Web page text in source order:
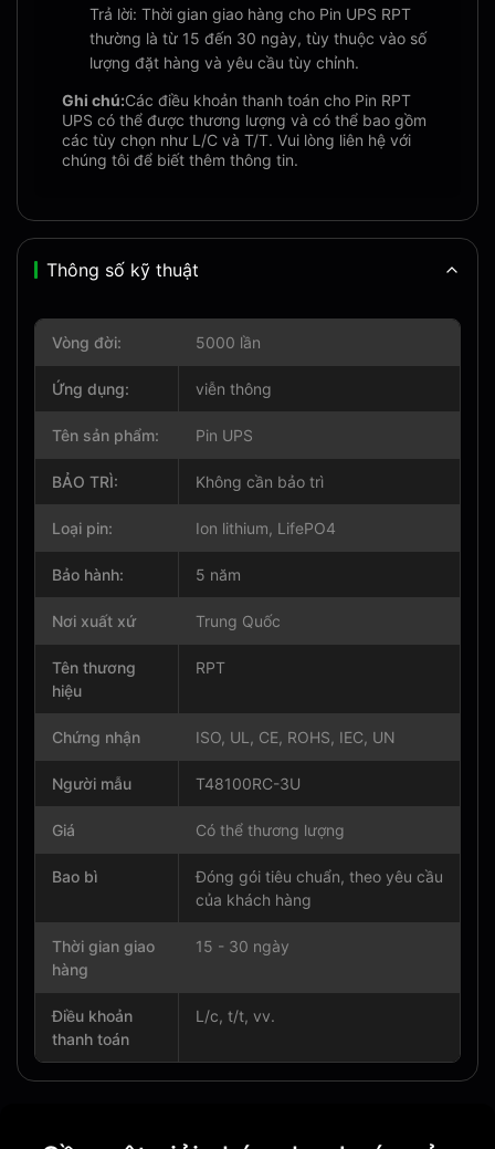
Trả lời: Thời gian giao hàng cho Pin UPS RPT
thường là từ 15 đến 30 ngày, tùy thuộc vào số
lượng đặt hàng và yêu cầu tùy chỉnh.
Ghi chú:Các điều khoản thanh toán cho Pin RPT
UPS có thể được thương lượng và có thể bao gồm
các tùy chọn như L/C và T/T. Vui lòng liên hệ với
chúng tôi để biết thêm thông tin.
Thông số kỹ thuật
Vòng đời: 5000 lần
Ứng dụng: viễn thông
Tên sản phẩm: Pin UPS
BẢO TRÌ: Không cần bảo trì
Loại pin: Ion lithium, LifePO4
Bảo hành: 5 năm
Nơi xuất xứ Trung Quốc
Tên thương
hiệu
RPT
Chứng nhận ISO, UL, CE, ROHS, IEC, UN
Người mẫu T48100RC-3U
Giá Có thể thương lượng
Bao bì
Đóng gói tiêu chuẩn, theo yêu cầu
của khách hàng
Thời gian giao
hàng
15 - 30 ngày
Điều khoản
thanh toán
L/c, t/t, vv.